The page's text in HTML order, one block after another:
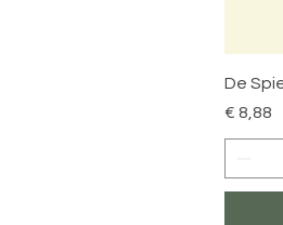
De
Prijs
€ 8,88